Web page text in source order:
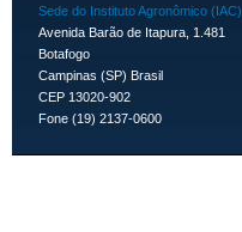
Sede do Instituto Agronômico (IAC)
Avenida Barão de Itapura, 1.481
Botafogo
Campinas (SP) Brasil
CEP 13020-902
Fone (19) 2137-0600